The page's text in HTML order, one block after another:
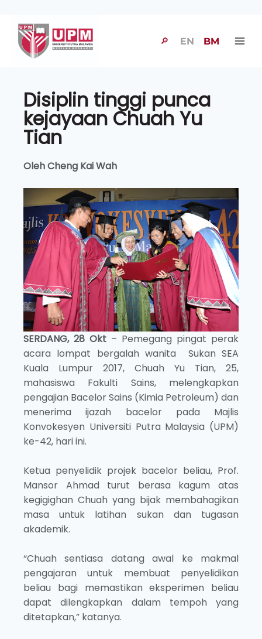
🔎 EN BM
Disiplin tinggi punca
kejayaan Chuah Yu
Tian
Oleh Cheng Kai Wah
SERDANG, 28 Okt – Pemegang pingat perak
acara lompat bergalah wanita Sukan SEA
Kuala Lumpur 2017, Chuah Yu Tian, 25,
mahasiswa Fakulti Sains, melengkapkan
pengajian Bacelor Sains (Kimia Petroleum) dan
menerima ijazah bacelor pada Majlis
Konvokesyen Universiti Putra Malaysia (UPM)
ke-42, hari ini.
Ketua penyelidik projek bacelor beliau, Prof.
Mansor Ahmad turut berasa kagum atas
kegigighan Chuah yang bijak membahagikan
masa untuk latihan sukan dan tugasan
akademik.
“Chuah sentiasa datang awal ke makmal
pengajaran untuk membuat penyelidikan
beliau bagi memastikan eksperimen beliau
dapat dilengkapkan dalam tempoh yang
ditetapkan,” katanya.